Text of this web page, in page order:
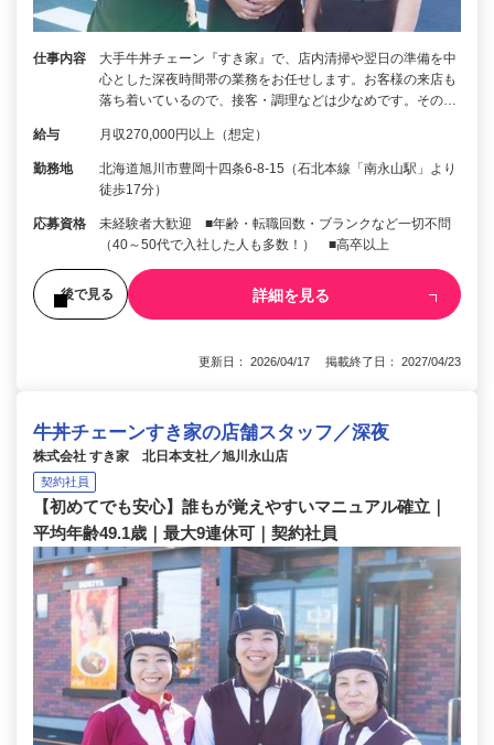
仕事内容
大手牛丼チェーン『すき家』で、店内清掃や翌日の準備を中
心とした深夜時間帯の業務をお任せします。お客様の来店も
落ち着いているので、接客・調理などは少なめです。その…
給与 月収270,000円以上（想定）
勤務地
北海道旭川市豊岡十四条6-8-15（石北本線「南永山駅」より
徒歩17分）
応募資格
未経験者大歓迎 ■年齢・転職回数・ブランクなど一切不問
（40～50代で入社した人も多数！） ■高卒以上
後で見る 詳細を見る
更新日： 2026/04/17 掲載終了日： 2027/04/23
牛丼チェーンすき家の店舗スタッフ／深夜
株式会社 すき家 北日本支社／旭川永山店
契約社員
【初めてでも安心】誰もが覚えやすいマニュアル確立｜
平均年齢49.1歳｜最大9連休可｜契約社員